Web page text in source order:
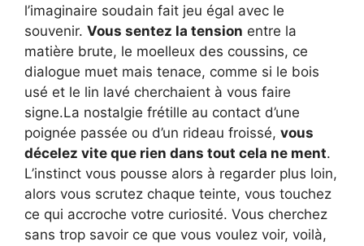
l’imaginaire soudain fait jeu égal avec le
souvenir. Vous sentez la tension entre la
matière brute, le moelleux des coussins, ce
dialogue muet mais tenace, comme si le bois
usé et le lin lavé cherchaient à vous faire
signe.La nostalgie frétille au contact d’une
poignée passée ou d’un rideau froissé, vous
décelez vite que rien dans tout cela ne ment.
L’instinct vous pousse alors à regarder plus loin,
alors vous scrutez chaque teinte, vous touchez
ce qui accroche votre curiosité. Vous cherchez
sans trop savoir ce que vous voulez voir, voilà,